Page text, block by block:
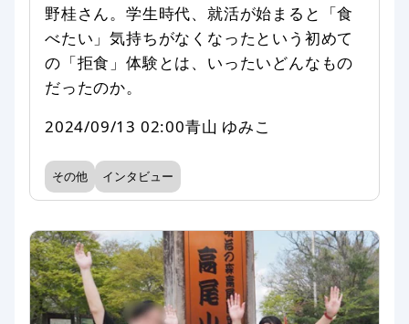
野桂さん。学生時代、就活が始まると「食
べたい」気持ちがなくなったという初めて
の「拒食」体験とは、いったいどんなもの
だったのか。
2024/09/13 02:00青山 ゆみこ
その他 インタビュー